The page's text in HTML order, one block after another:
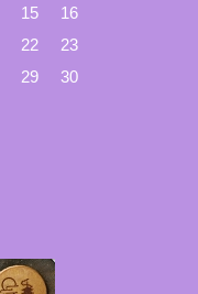
15
16
22
23
29
30